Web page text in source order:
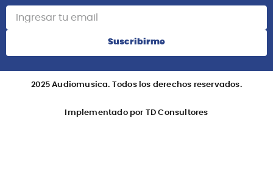
Suscribirme
2025 Audiomusica. Todos los derechos reservados.
Implementado por TD Consultores